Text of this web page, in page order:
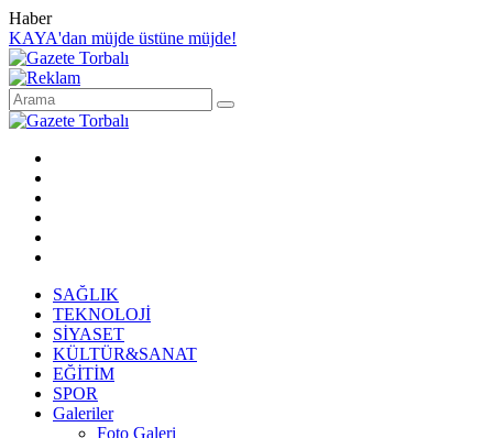
Haber
KAYA'dan müjde üstüne müjde!
SAĞLIK
TEKNOLOJİ
SİYASET
KÜLTÜR&SANAT
EĞİTİM
SPOR
Galeriler
Foto Galeri